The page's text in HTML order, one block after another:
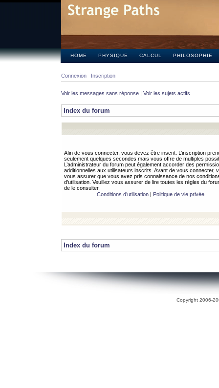
HOME PHYSIQUE CALCUL PHILOSOPHIE
Connexion Inscription
Voir les messages sans réponse | Voir les sujets actifs
Index du forum
Afin de vous connecter, vous devez être inscrit. L’inscription
seulement quelques secondes mais vous offre de multiples
L’administrateur du forum peut également accorder des
additionnelles aux utilisateurs inscrits. Avant de vous connecter,
vous assurer que vous avez pris connaissance de nos
d’utilisation. Veuillez vous assurer de lire toutes les règles du
de le consulter.
Conditions d’utilisation| Politique de vie privée
Index du forum
Copyright 2006-